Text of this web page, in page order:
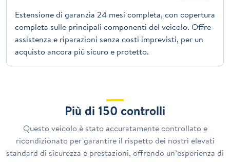
Estensione di garanzia 24 mesi completa, con copertura
completa sulle principali componenti del veicolo. Offre
assistenza e riparazioni senza costi imprevisti, per un
acquisto ancora più sicuro e protetto.
Più di 150 controlli
Questo veicolo è stato accuratamente controllato e
ricondizionato per garantire il rispetto dei nostri elevati
standard di sicurezza e prestazioni, offrendo un’esperienza di